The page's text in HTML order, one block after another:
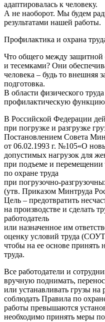
адаптировалась к человеку.
А не наоборот. Мы будем
результатами нашей работы.
Профилактика и охрана
Что общего между
и тесемками? Они
человека – будь то внешняя
подготовка.
В области физического
профилактическую функцию
В Российской Федерации
при погрузке и разгрузке
Постановлением Совета
от 06.02.1993 г. №105«О
допустимых нагрузок для
при подъеме и
по охране труда
при погрузочно-
(утв. Приказом Минтруда
Цель – предотвратить
на производстве и сделать
работодатель
или назначенное им
оценку условий труда
чтобы на ее основе
труда.
Все работодатели и
вручную поднимать,
или устанавливать грузы
соблюдать Правила по
работы превышаются
необходимо принять меры